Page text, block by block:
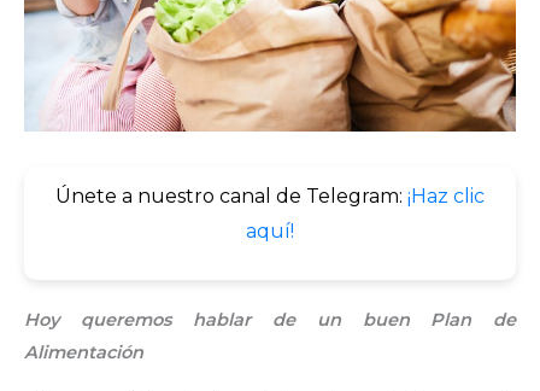
Únete a nuestro canal de Telegram: ¡Haz clic
aquí!
Hoy queremos hablar de un buen Plan de
Alimentación